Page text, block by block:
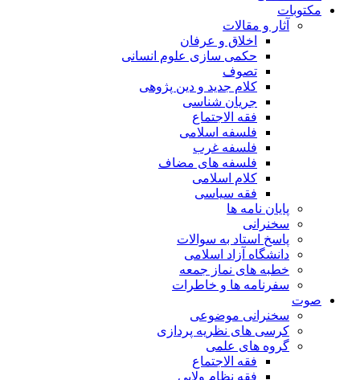
مکتوبات
آثار و مقالات
اخلاق و عرفان
حکمی سازی علوم انسانی
تصوف
کلام جدید و دین پژوهی
جریان شناسی
فقه الاجتماع
فلسفه اسلامی
فلسفه غرب
فلسفه های مضاف
کلام اسلامی
فقه سیاسی
پایان نامه ها
سخنرانی
پاسخ استاد به سوالات
دانشگاه آزاد اسلامی
خطبه های نماز جمعه
سفرنامه ها و خاطرات
صوت
سخنرانی موضوعی
کرسی های نظریه پردازی
گروه های علمی
فقه الاجتماع
فقه نظام ولایی